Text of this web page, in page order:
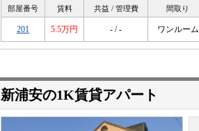
部屋番号 賃料 共益 / 管理費 間取り
201 5.5万円 - / - ワンルーム
新浦安の1K賃貸アパート